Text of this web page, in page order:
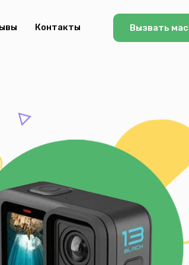
Контакты Вызвать